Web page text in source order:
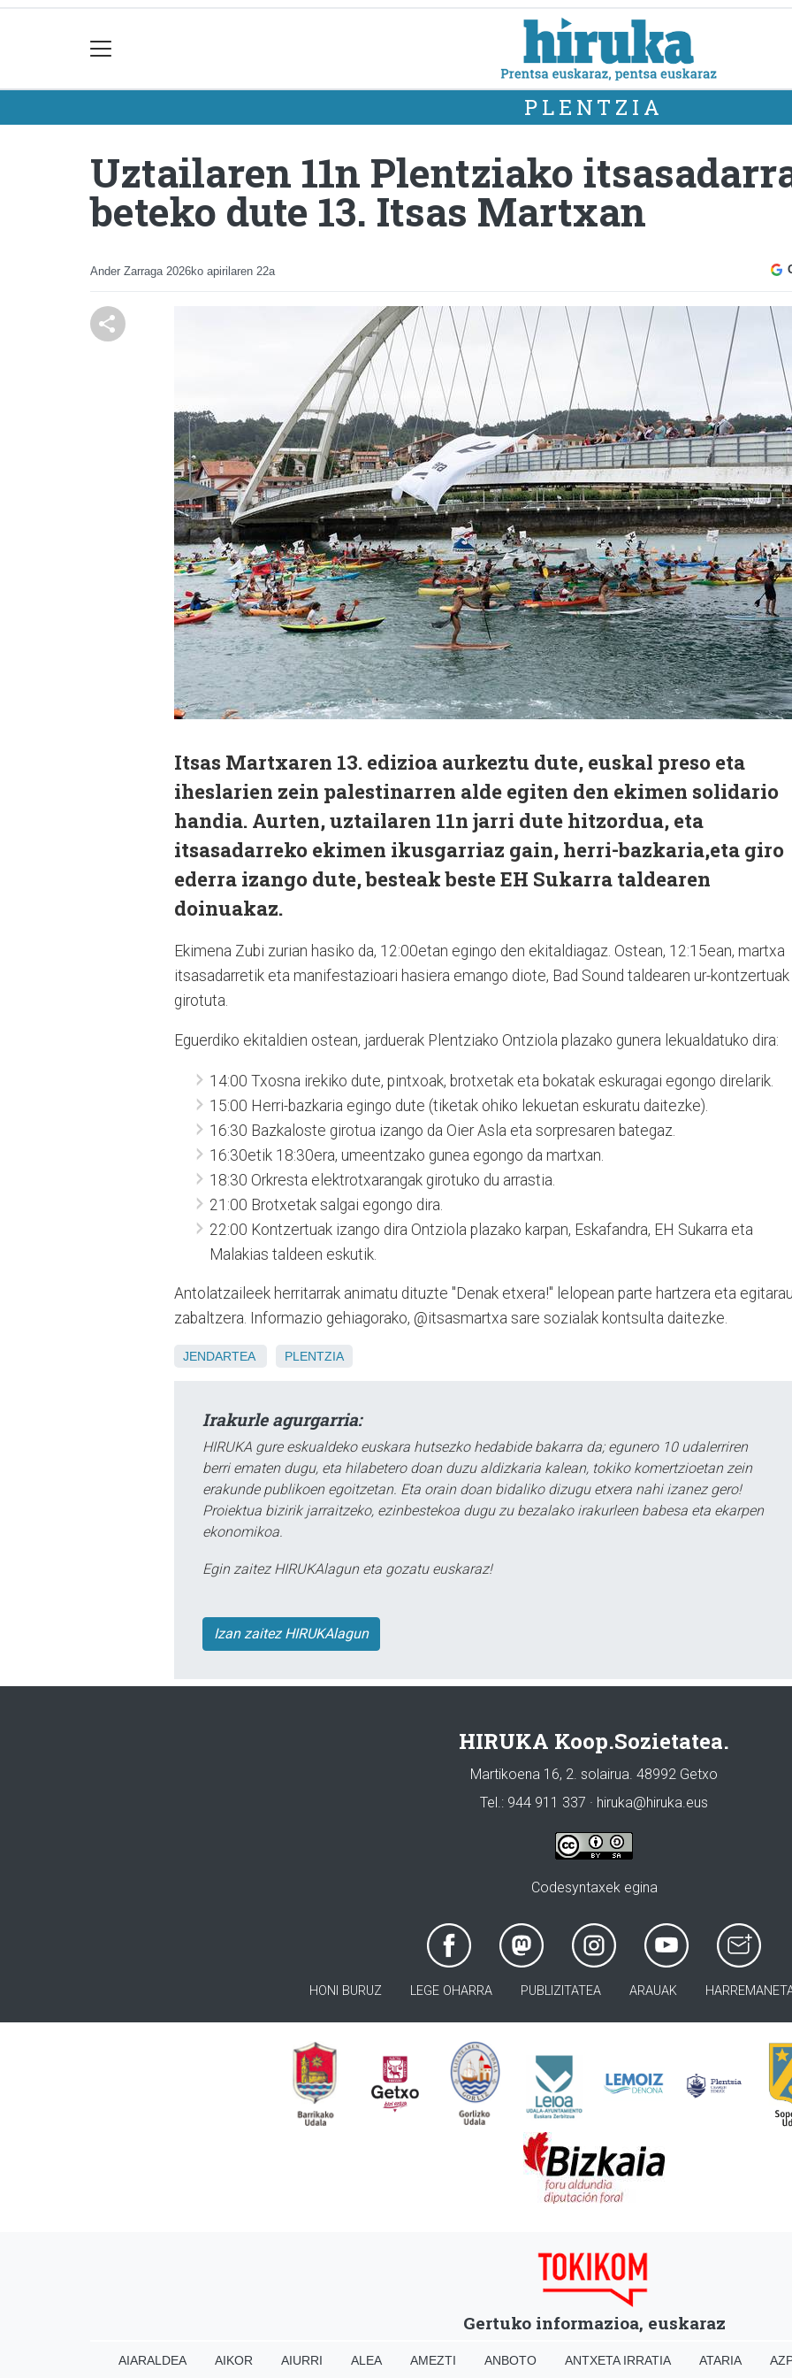
PLENTZIA
Uztailaren 11n Plentziako
beteko dute 13. Itsas Martxan
Ander Zarraga 2026ko apirilaren 22a
Itsas Martxaren 13. edizioa aurkeztu dute, euskal preso eta
iheslarien zein palestinarren alde egiten den ekimen solidario
handia. Aurten, uztailaren 11n jarri dute hitzordua, eta
itsasadarreko ekimen ikusgarriaz gain, herri-bazkaria,eta giro
ederra izango dute, besteak beste EH Sukarra taldearen
doinuakaz.
Ekimena Zubi zurian hasiko da, 12:00etan egingo den ekitaldiagaz. Ostean, 12:15ean, martxa
itsasadarretik eta manifestazioari hasiera emango diote, Bad Sound taldearen ur-kontzertuak
girotuta.
Eguerdiko ekitaldien ostean, jarduerak Plentziako Ontziola plazako gunera lekualdatuko dira:
14:00 Txosna irekiko dute, pintxoak, brotxetak eta bokatak eskuragai egongo direlarik.
15:00 Herri-bazkaria egingo dute (tiketak ohiko lekuetan eskuratu daitezke).
16:30 Bazkaloste girotua izango da Oier Asla eta sorpresaren bategaz.
16:30etik 18:30era, umeentzako gunea egongo da martxan.
18:30 Orkresta elektrotxarangak girotuko du arrastia.
21:00 Brotxetak salgai egongo dira.
22:00 Kontzertuak izango dira Ontziola plazako karpan, Eskafandra, EH Sukarra eta
Malakias taldeen eskutik.
Antolatzaileek herritarrak animatu dituzte "Denak etxera!" lelopean parte hartzera eta
zabaltzera. Informazio gehiagorako, @itsasmartxa sare sozialak kontsulta daitezke.
JENDARTEA PLENTZIA
Irakurle agurgarria:
HIRUKA gure eskualdeko euskara hutsezko hedabide bakarra da; egunero 10 udalerriren
berri ematen dugu, eta hilabetero doan duzu aldizkaria kalean, tokiko komertzioetan zein
erakunde publikoen egoitzetan. Eta orain doan bidaliko dizugu etxera nahi izanez gero!
Proiektua bizirik jarraitzeko, ezinbestekoa dugu zu bezalako irakurleen babesa eta ekarpen
ekonomikoa.
Egin zaitez HIRUKAlagun eta gozatu euskaraz!
Izan zaitez HIRUKAlagun
HIRUKA Koop.Sozietatea.
Martikoena 16, 2. solairua. 48992 Getxo
Tel.: 944 911 337 · hiruka@hiruka.eus
Codesyntaxek egina
HONI BURUZ LEGE OHARRA PUBLIZITATEA ARAUAK
Gertuko informazioa, euskaraz
AIARALDEA AIKOR AIURRI ALEA AMEZTI ANBOTO ANTXETA IRRATIA ATARIA